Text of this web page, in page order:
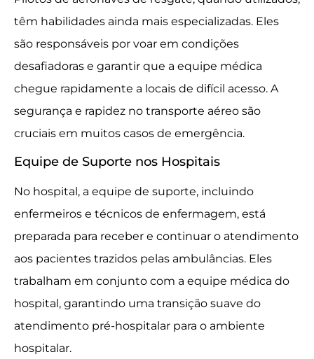
têm habilidades ainda mais especializadas. Eles
são responsáveis por voar em condições
desafiadoras e garantir que a equipe médica
chegue rapidamente a locais de difícil acesso. A
segurança e rapidez no transporte aéreo são
cruciais em muitos casos de emergência.
Equipe de Suporte nos Hospitais
No hospital, a equipe de suporte, incluindo
enfermeiros e técnicos de enfermagem, está
preparada para receber e continuar o atendimento
aos pacientes trazidos pelas ambulâncias. Eles
trabalham em conjunto com a equipe médica do
hospital, garantindo uma transição suave do
atendimento pré-hospitalar para o ambiente
hospitalar.